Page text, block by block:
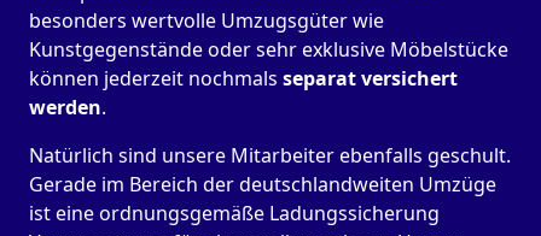
besonders wertvolle Umzugsgüter wie
Kunstgegenstände oder sehr exklusive Möbelstücke
können jederzeit nochmals separat versichert
werden.
Natürlich sind unsere Mitarbeiter ebenfalls geschult.
Gerade im Bereich der deutschlandweiten Umzüge
ist eine ordnungsgemäße Ladungssicherung